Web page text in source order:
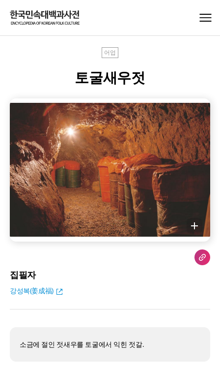
어업
토굴새우젓
집필자
강성복(姜成福)
소금에 절인 젓새우를 토굴에서 익힌 젓갈.